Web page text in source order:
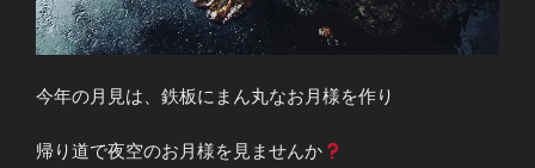
今年の月見は、鉄板にまん丸なお月様を作り
帰り道で夜空のお月様を見ませんか